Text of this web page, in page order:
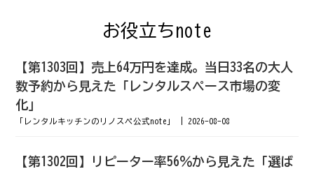
お役立ちnote
【第1303回】売上64万円を達成。当日33名の大人
数予約から見えた「レンタルスペース市場の変
化」
「レンタルキッチンのリノスペ公式note」 2026-08-08
【第1302回】リピーター率56％から見えた「選ば